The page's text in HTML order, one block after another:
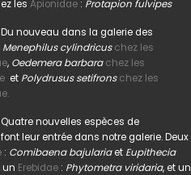
les Apionidae : Protapion fulvipes
nouveau dans la galerie des
Menephilus cylindricus chez les
, Oedemera barbara chez les
et Polydrusus setifrons chez les
nouvelles espèces de
leur entrée dans notre galerie. Deux
: Comibaena bajulariaet Eupithecia
un Erebidae : Phytometra viridaria, et un